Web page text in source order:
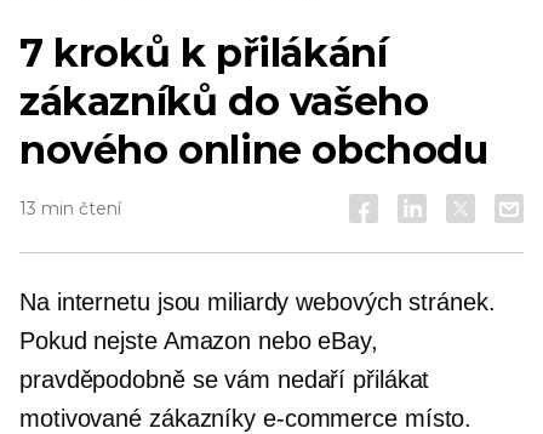
7 kroků k přilákání
zákazníků do vašeho
nového online obchodu
13 min čtení
Na internetu jsou miliardy webových stránek.
Pokud nejste Amazon nebo eBay,
pravděpodobně se vám nedaří přilákat
motivované zákazníky e-commercemísto.